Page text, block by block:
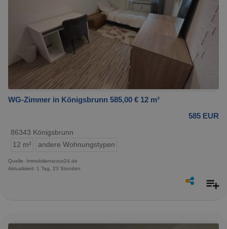
WG-Zimmer in Königsbrunn 585,00 € 12 m²
585 EUR
86343 Königsbrunn
12 m²
andere Wohnungstypen
Quelle: Immobilienscout24.de
Aktualisiert: 1 Tag, 23 Stunden